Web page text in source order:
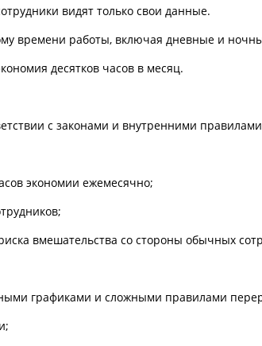
видят только свои данные.
времени работы, включая дневные и
десятков часов в месяц.
с законами и внутренними
экономии ежемесячно;
вмешательства со стороны обычных
графиками и сложными правилами